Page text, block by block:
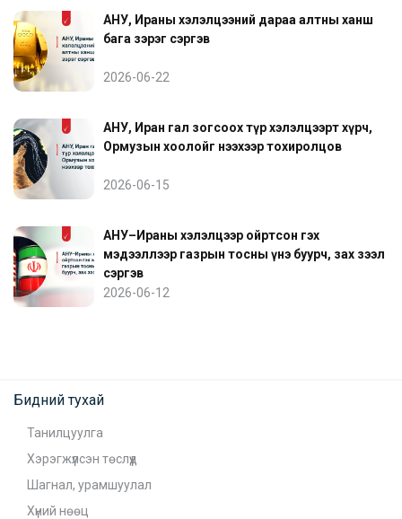
АНУ, Ираны хэлэлцээний дараа алтны ханш
бага зэрэг сэргэв
2026-06-22
АНУ, Иран гал зогсоох түр хэлэлцээрт хүрч,
Ормузын хоолойг нээхээр тохиролцов
2026-06-15
АНУ–Ираны хэлэлцээр ойртсон гэх
мэдээллээр газрын тосны үнэ буурч, зах зээл
сэргэв
2026-06-12
Бидний тухай
Танилцуулга
Хэрэгжүүлсэн төслүүд
Шагнал, урамшуулал
Хүний нөөц